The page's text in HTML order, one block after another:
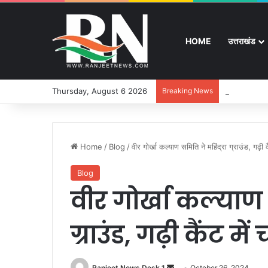
HOME उत्तराखंड
Thursday, August 6 2026 Breaking News
Home / Blog /वीर गोर्खा कल्याण समिति ने महिंद्रा ग्राउंड,
Blog
वीर गोर्खा कल्याण
ग्राउंड, गढ़ी कैंट